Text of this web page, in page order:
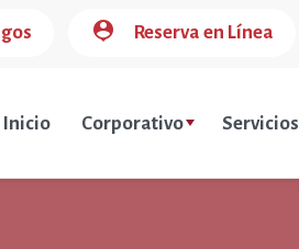
person_pin Reserva en Línea
Inicio Corporativo Servicios